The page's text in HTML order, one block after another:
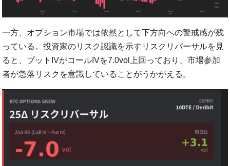
一方、オプション市場では依然として下方向への警戒感が残
っている。投資家のリスク認識を示すリスクリバーサルを見
ると、プットIVがコールIVを7.0vol上回っており、市場参加
者が急落リスクを意識していることがうかがえる。